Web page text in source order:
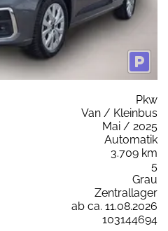
Pkw
Van / Kleinbus
Mai / 2025
Automatik
3.709 km
5
Grau
Zentrallager
ab ca. 11.08.2026
103144694